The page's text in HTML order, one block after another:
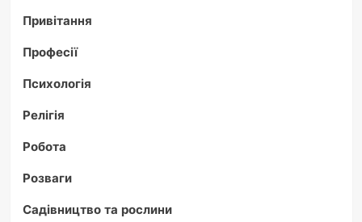
Привітання
Професії
Психологія
Релігія
Робота
Розваги
Садівництво та рослини